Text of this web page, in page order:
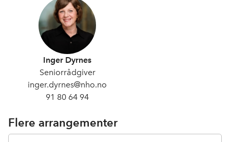
Inger Dyrnes
Seniorrådgiver
inger.dyrnes@nho.no
91 80 64 94
Flere arrangementer